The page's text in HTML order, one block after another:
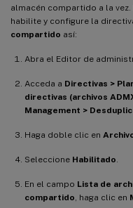
almacén compartido a la
habilite y configure la
compartido así:
Abra el Editor de
Acceda a Directivas >
directivas (archivos
Management >
Haga doble clic en
Seleccione Habilitado
En el campo Lista de
compartido , haga clic en